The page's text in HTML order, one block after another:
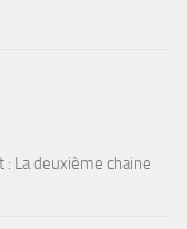
: La deuxième chaine